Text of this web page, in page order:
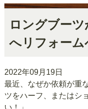
ロングブー
へリフォーム
2022年09月19日
最近、なぜか依頼が重
ツをハーフ、またはシ
い！」